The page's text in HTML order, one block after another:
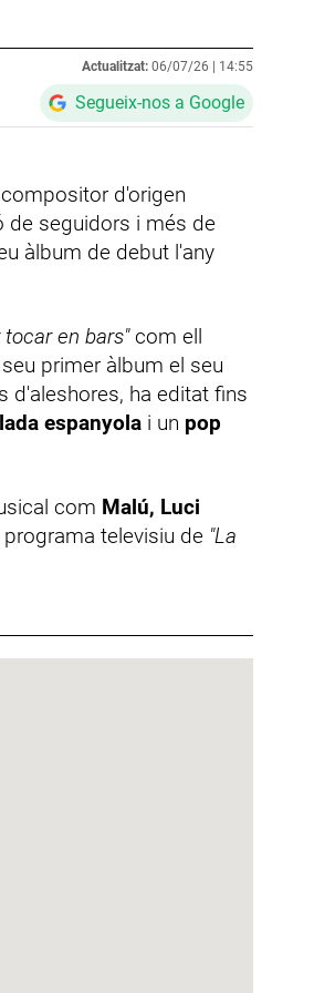
Actualitzat: 06/07/26 | 14:55
Segueix-nos a Google
d'origen
de seguidors i més de
àlbum de debut l'any
tocar en bars"com ell
primer àlbum el seu
d'aleshores, ha editat fins
espanyola i un pop
com Malú, Luci
televisiu de "La